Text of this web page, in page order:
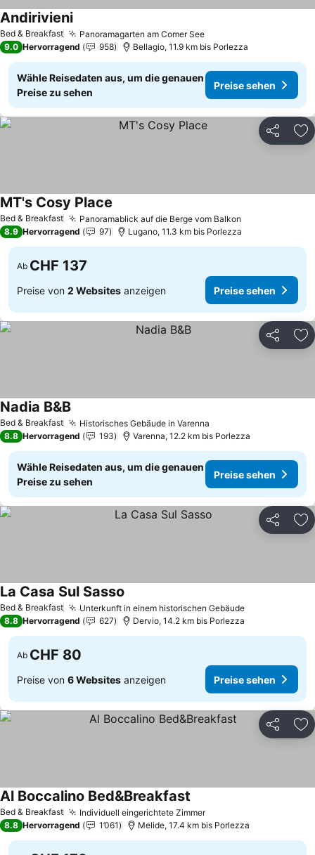
Bed & Breakfast Panoramagarten am Comer SeePreise sehen
AndirivieniPreise sehen
9.0 Hervorragend 958 Bellagio, 11.9 km bis Porlezza
Wähle Reisedaten aus, um die genauen
Preise zu sehen
Preise sehen
Teilen
Bed & Breakfast Panoramablick auf die Berge vom Balkon
MT's Cosy Place
8.9 Hervorragend 97 Lugano, 11.3 km bis Porlezza
Ab CHF 137
Preise von 2 Websites anzeigen Preise sehen
Teilen
Bed & Breakfast Historisches Gebäude in Varenna
Nadia B&BPreise sehen
8.8 Hervorragend 193 Varenna, 12.2 km bis Porlezza
Wähle Reisedaten aus, um die genauen
Preise zu sehen
Preise sehen
Teilen
Bed & Breakfast Unterkunft in einem historischen GebäudePreise sehen
La Casa Sul Sasso
8.8 Hervorragend 627 Dervio, 14.2 km bis Porlezza
Ab CHF 80
Preise von 6 Websites anzeigen Preise sehen
Teilen
Bed & Breakfast Individuell eingerichtete ZimmerPreise sehen
Al Boccalino Bed&Breakfast
8.8 Hervorragend 1’061 Melide, 17.4 km bis Porlezza